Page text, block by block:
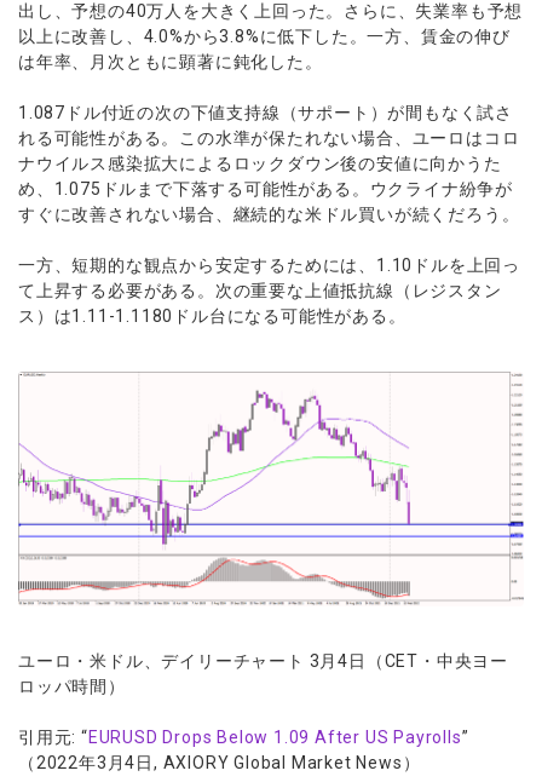
出し、予想の40万人を大きく上回った。さらに、失業率も予想
以上に改善し、4.0%から3.8%に低下した。一方、賃金の伸び
は年率、月次ともに顕著に鈍化した。
1.087ドル付近の次の下値支持線（サポート）が間もなく試さ
れる可能性がある。この水準が保たれない場合、ユーロはコロ
ナウイルス感染拡大によるロックダウン後の安値に向かうた
め、1.075ドルまで下落する可能性がある。ウクライナ紛争が
すぐに改善されない場合、継続的な米ドル買いが続くだろう。
一方、短期的な観点から安定するためには、1.10ドルを上回っ
て上昇する必要がある。次の重要な上値抵抗線（レジスタン
ス）は1.11-1.1180ドル台になる可能性がある。
ユーロ・米ドル、デイリーチャート 3月4日（CET・中央ヨー
ロッパ時間）
引用元: “EURUSD Drops Below 1.09 After US Payrolls”
（2022年3月4日, AXIORY Global Market News）